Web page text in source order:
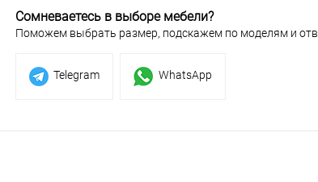
Сомневаетесь в выборе мебели?
Поможем выбрать размер, подскажем по моделям и
Telegram WhatsApp